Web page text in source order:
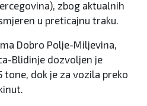
zbog aktualnih
u preticajnu traku.
Dobro Polje-Miljevina,
Blidinje dozvoljen je
tone, dok je za vozila preko